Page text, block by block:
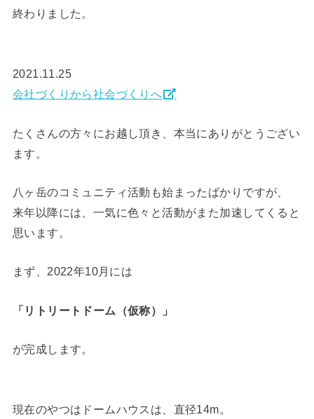
終わりました。
2021.11.25
会社づくりから社会づくりへ
たくさんの方々にお越し頂き、本当にありがとうござい
ます。
八ヶ岳のコミュニティ活動も始まったばかりですが、
来年以降には、一気に色々と活動がまた加速してくると
思います。
まず、2022年10月には
「リトリートドーム（仮称）」
が完成します。
現在のやつはドームハウスは、直径14m。